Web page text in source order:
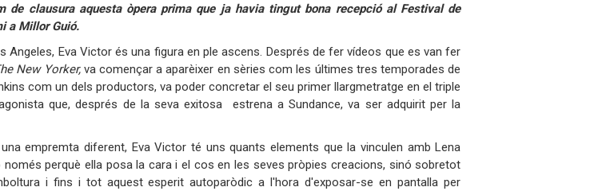
de clausura aquesta òpera prima que ja havia tingut bona recepció al Festival de
a Millor Guió.
Angeles, Eva Victor és una figura en ple ascens. Després de fer vídeos que es van fer
New Yorker,va començar a aparèixer en sèries com les últimes tres temporades de
com un dels productors, va poder concretar el seu primer llargmetratge en el triple
que, després de la seva exitosa estrena a Sundance, va ser adquirit per la
empremta diferent, Eva Victor té uns quants elements que la vinculen amb Lena
només perquè ella posa la cara i el cos en les seves pròpies creacions, sinó sobretot
i fins i tot aquest esperit autoparòdic a l'hora d'exposar-se en pantalla per